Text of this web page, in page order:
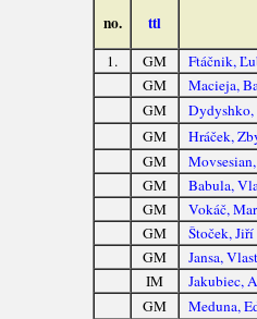
no. ttl
1. GM Ftáčnik,
GM
Macieja,
GM
Dydyshko,
GM
Hráček,
GM
GM
Babula,
GM
Vokáč,
GM
Štoček, Jiří
GM
Jansa,
IM
Jakubiec,
GM
Meduna,